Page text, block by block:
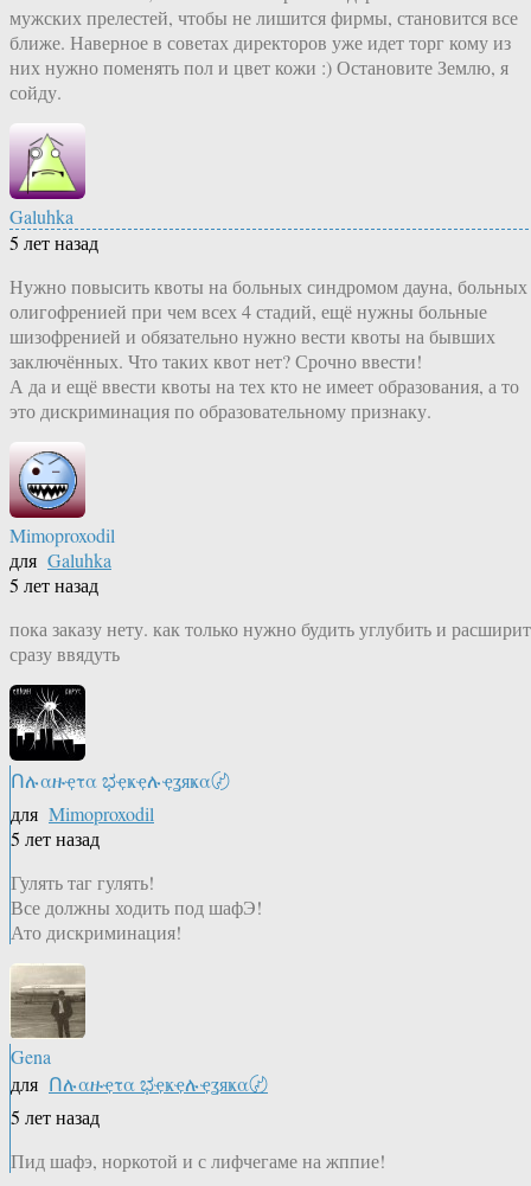
мужских прелестей, чтобы не лишится фирмы, становится все
ближе. Наверное в советах директоров уже идет торг кому из
них нужно поменять пол и цвет кожи :) Остановите Землю, я
сойду.
Galuhka
5 лет назад
Нужно повысить квоты на больных синдромом дауна, больных
олигофренией при чем всех 4 стадий, ещё нужны больные
шизофренией и обязательно нужно вести квоты на бывших
заключённых. Что таких квот нет? Срочно ввести!
А да и ещё ввести квоты на тех кто не имеет образования, а то
это дискриминация по образовательному признаку.
Mimoproxodil
для Galuhka
5 лет назад
пока заказу нету. как только нужно будить углубить и
сразу ввядуть
Ոሉαዙҿτα ಭҿҝҿሉҿʓяҝα〄
для Mimoproxodil
5 лет назад
Гулять таг гулять!
Все должны ходить под шафЭ!
Ато дискриминация!
Gena
для Ոሉαዙҿτα ಭҿҝҿሉҿʓяҝα〄
5 лет назад
Пид шафэ, норкотой и с лифчегаме на жппие!